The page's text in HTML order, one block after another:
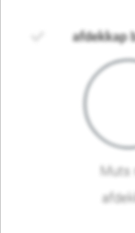
afdekkap
Muts